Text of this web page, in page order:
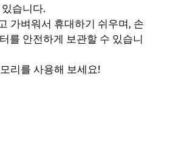
습니다.
가벼워서 휴대하기 쉬우며, 손
를 안전하게 보관할 수 있습니
리를 사용해 보세요!